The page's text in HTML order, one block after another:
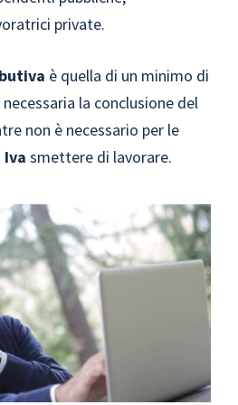
private.
è quella di un minimo di
la conclusione del
non è necessario per le
smettere di lavorare.